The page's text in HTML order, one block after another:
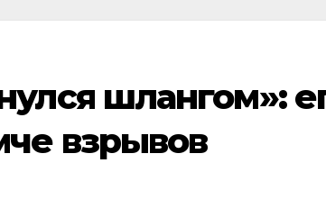
шлангом»:
взрывов